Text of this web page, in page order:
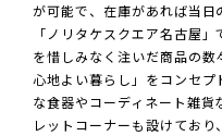
が可能で、在庫があれば当日
「ノリタケスクエア名古屋
を惜しみなく注いだ商品の数
心地よい暮らし」をコンセプ
な食器やコーディネート雑貨
レットコーナーも設けてお